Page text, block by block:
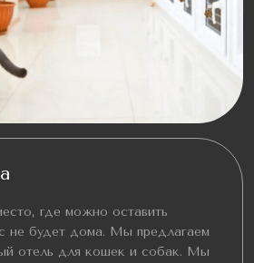
где можно оставить
не будет дома. Мы предлагаем
отель для кошек и собак. Мы